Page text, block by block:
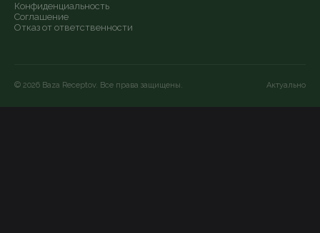
Конфиденциальность
Соглашение
Отказ от ответственности
© 2026 Baza Receptov. Все права защищены. Актуально